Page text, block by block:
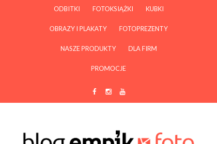
ODBITKI FOTOKSIĄŻKI KUBKI
OBRAZY I PLAKATY FOTOPREZENTY
NASZE PRODUKTY DLA FIRM
PROMOCJE